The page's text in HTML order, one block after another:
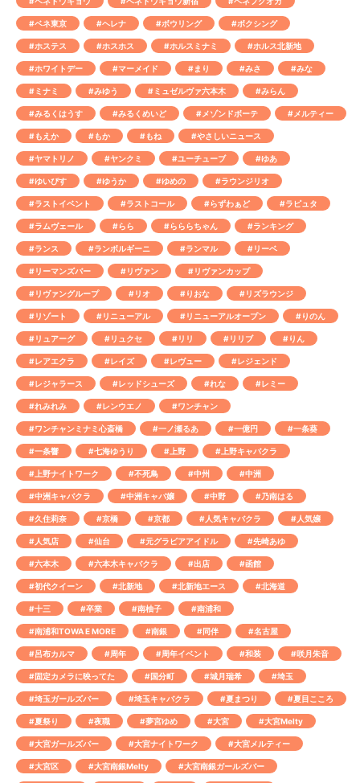
#ベネ東京 #ヘレナ #ボウリング #ボクシング
#ホステス #ホスホス #ホルスミナミ #ホルス北新地
#ホワイトデー #マーメイド #まり #みさ #みな
#ミナミ #みゆう #ミュゼルヴァ六本木 #みらん
#みるくはうす #みるくめいど #メゾンドボーテ #メルティー
#もえか #もか #もね #やさしいニュース
#ヤマトリノ #ヤンクミ #ユーチューブ #ゆあ
#ゆいぴす #ゆうか #ゆめの #ラウンジリオ
#ラストイベント #ラストコール #らずわぁど #ラピュタ
#ラムヴェール #らら #らららちゃん #ランキング
#ランス #ランボルギーニ #ランマル #リーベ
#リーマンズバー #リヴァン #リヴァンカップ
#リヴァングループ #リオ #りおな #リズラウンジ
#リゾート #リニューアル #リニューアルオープン #りのん
#リュアーグ #リュクセ #リリ #リリブ #りん
#レアエクラ #レイズ #レヴュー #レジェンド
#レジャラース #レッドシューズ #れな #レミー
#れみれみ #レンウエノ #ワンチャン
#ワンチャンミナミ心斎橋 #一ノ瀬るあ #一億円 #一条葵
#一条響 #七海ゆうり #上野 #上野キャバクラ
#上野ナイトワーク #不死鳥 #中州 #中洲
#中洲キャバクラ #中洲キャバ嬢 #中野 #乃南はる
#久住莉奈 #京橋 #京都 #人気キャバクラ #人気嬢
#人気店 #仙台 #元グラビアアイドル #先崎あゆ
#六本木 #六本木キャバクラ #出店 #函館
#初代クイーン #北新地 #北新地エース #北海道
#十三 #卒業 #南柚子 #南浦和
#南浦和TOWA E MORE #南銀 #同伴 #名古屋
#呂布カルマ #周年 #周年イベント #和装 #咲月朱音
#固定カメラに映ってた #国分町 #城月瑞希 #埼玉
#埼玉ガールズバー #埼玉キャバクラ #夏まつり #夏目こころ
#夏祭り #夜職 #夢宮ゆめ #大宮 #大宮Melty
#大宮ガールズバー #大宮ナイトワーク #大宮メルティー
#大宮区 #大宮南銀Melty #大宮南銀ガールズバー